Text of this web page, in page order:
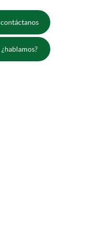
contáctanos
¿hablamos?